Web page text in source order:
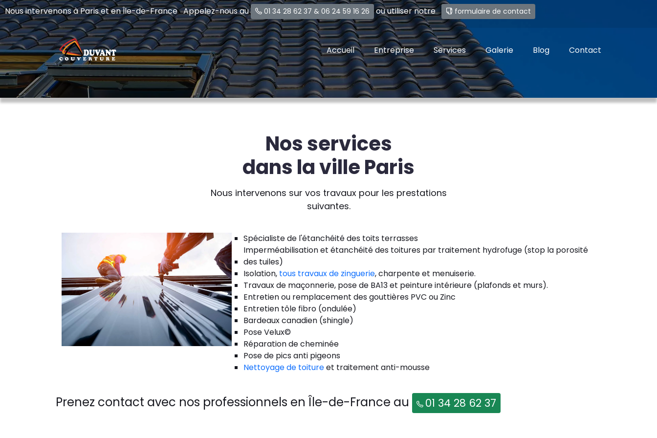
Nous intervenons à Paris et en Île-de-France Appelez-nous au 01 34 28 62 37 & 06 24 59 16 26 ou utiliser notre formulaire de contact
Accueil Entreprise Services Galerie Blog Contact
Nos services
dans la ville Paris
Nous intervenons sur vos travaux pour les prestations
suivantes.
Spécialiste de l'étanchéité des toits terrasses
Imperméabilisation et étanchéité des toitures par traitement hydrofuge (stop la porosité
des tuiles)
Isolation, tous travaux de zinguerie, charpente et menuiserie.
Travaux de maçonnerie, pose de BA13 et peinture intérieure (plafonds et murs).
Entretien ou remplacement des gouttières PVC ou Zinc
Entretien tôle fibro (ondulée)
Bardeaux canadien (shingle)
Pose Velux©
Réparation de cheminée
Pose de pics anti pigeons
Nettoyage de toitureet traitement anti-mousse
Prenez contact avec nos professionnels en Île-de-France au 01 34 28 62 37